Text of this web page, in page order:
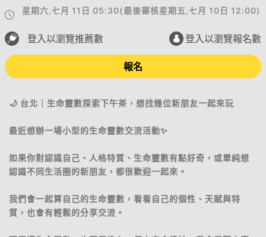
星期六,七月 11日 05:30(最後審核星期五,七月 10日 12:00)
登入以瀏覽推薦數 登入以瀏覽報名數
報名
🌙 台北｜生命靈數探索下午茶，想找幾位新朋友一起來玩
最近想辦一場小型的生命靈數交流活動✨
如果你對認識自己、人格特質、生命靈數有點好奇，或單純想
認識不同生活圈的新朋友，都很歡迎一起來。
我們會一起算自己的生命靈數，看看自己的個性、天賦與特
質，也會有輕鬆的分享交流。